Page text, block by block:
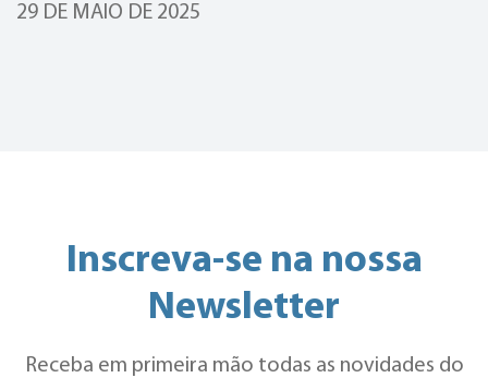
29 DE MAIO DE 2025
Inscreva-se na nossa
Newsletter
Receba em primeira mão todas as novidades do